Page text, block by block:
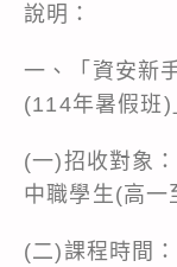
說明：
一、「資安新
(114年暑假班)
(一)招收對象
中職學生(高一
(二)課程時間